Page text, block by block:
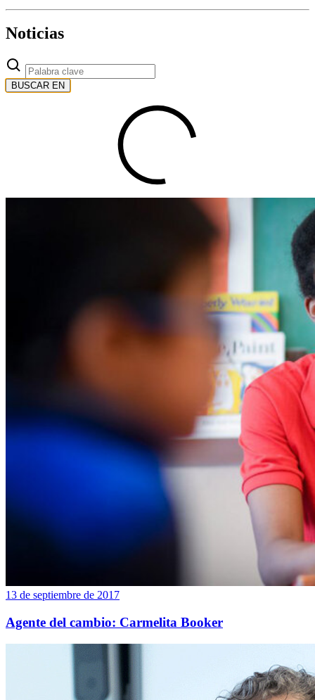
Noticias
BUSCAR EN
13 de septiembre de 2017
Agente del cambio: Carmelita Booker